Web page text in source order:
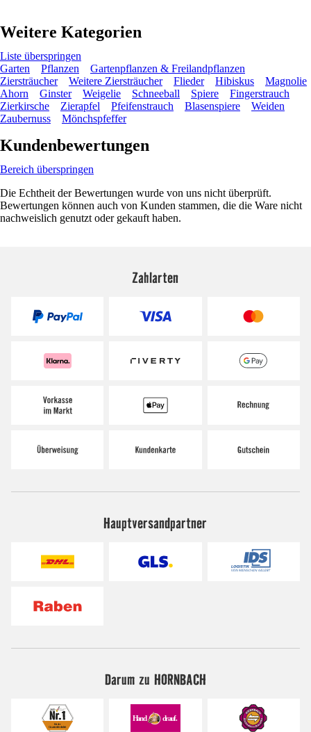
Weitere Kategorien
Liste überspringen
Garten
Pflanzen
Gartenpflanzen & Freilandpflanzen
Ziersträucher
Weitere Ziersträucher Flieder Hibiskus
Magnolie
Ahorn
Ginster Weigelie Schneeball Spiere
Fingerstrauch
Zierkirsche
Zierapfel Pfeifenstrauch Blasenspiere
Weiden
Zaubernuss
Mönchspfeffer
Kundenbewertungen
Bereich überspringen
Die Echtheit der Bewertungen wurde von uns nicht überprüft.
Bewertungen können auch von Kunden stammen, die die Ware nicht
nachweislich genutzt oder gekauft haben.
Zahlarten
Hauptversandpartner
Darum zu HORNBACH